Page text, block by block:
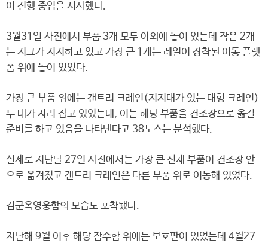
이 진행 중임을 시사했다.
3월31일 사진에서 부품 3개 모두 야외에 놓여 있는데 작은 2개
는 지그가 지지하고 있고 가장 큰 1개는 레일이 장착된 이동 플랫
폼 위에 놓여 있었다.
가장 큰 부품 위에는 갠트리 크레인(지지대가 있는 대형 크레인)
두 대가 자리 잡고 있었는데, 이는 해당 부품을 건조장으로 옮길
준비를 하고 있음을 나타낸다고 38노스는 분석했다.
실제로 지난달 27일 사진에서는 가장 큰 선체 부품이 건조장 안
으로 옮겨졌고 갠트리 크레인은 다른 부품 위로 이동해 있었다.
김군옥영웅함의 모습도 포착됐다.
지난해 9월 이후 해당 잠수함 위에는 보호판이 있었는데 4월27